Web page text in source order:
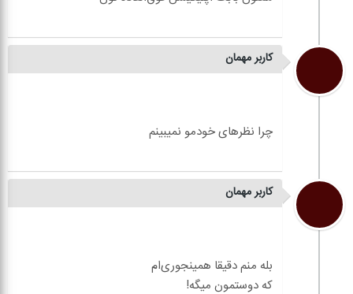
کاربر مهمان
کاربر مهمان